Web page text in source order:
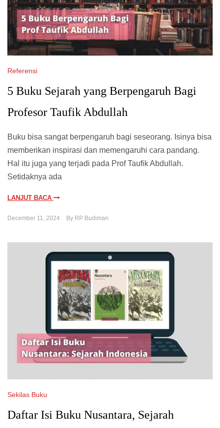
Referensi
5 Buku Sejarah yang Berpengaruh Bagi
Profesor Taufik Abdullah
Buku bisa sangat berpengaruh bagi seseorang. Isinya bisa
memberikan inspirasi dan memengaruhi cara pandang.
Hal itu juga yang terjadi pada Prof Taufik Abdullah.
Setidaknya ada
LANJUT BACA
December 11, 2024 By RP Budiman
Sekilas Buku
Daftar Isi Buku Nusantara, Sejarah